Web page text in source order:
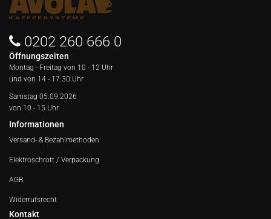
0202 260 666 0
Öffnungszeiten
Montag - Freitag von 10 - 12 Uhr
und von 14 - 17:30 Uhr
Samstag 05.09.2026
von 10 - 15 Uhr
Informationen
Versand- & Bezahlmethoden
Elektroschrott / Verpackung
AGB
Widerrufsrecht
Kontakt